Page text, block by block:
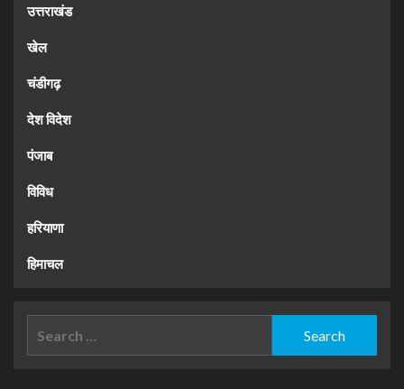
उत्तराखंड
खेल
चंडीगढ़
देश विदेश
पंजाब
विविध
हरियाणा
हिमाचल